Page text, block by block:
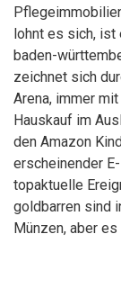
lohnt es sich, ist
baden-
zeichnet sich
Arena, immer
Hauskauf im
den Amazon
erscheinender
topaktuelle
goldbarren sind
Münzen, aber